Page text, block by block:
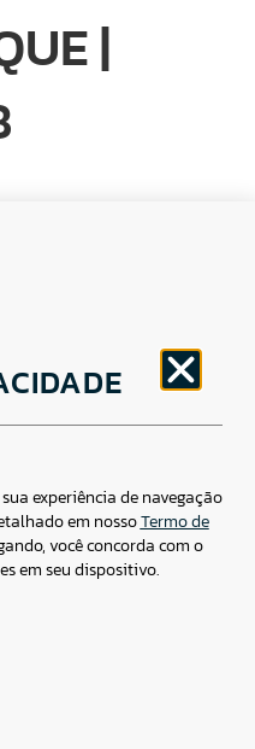
|
– 5oAndar Jardim
01452-914
experiência de navegação
em nossoTermo de
você concorda com o
em seu dispositivo.